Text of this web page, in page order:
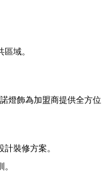
域。
燈飾為加盟商提供全方位
裝修方案。